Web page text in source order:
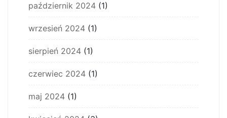
październik 2024 (1)
wrzesień 2024 (1)
sierpień 2024 (1)
czerwiec 2024 (1)
maj 2024 (1)